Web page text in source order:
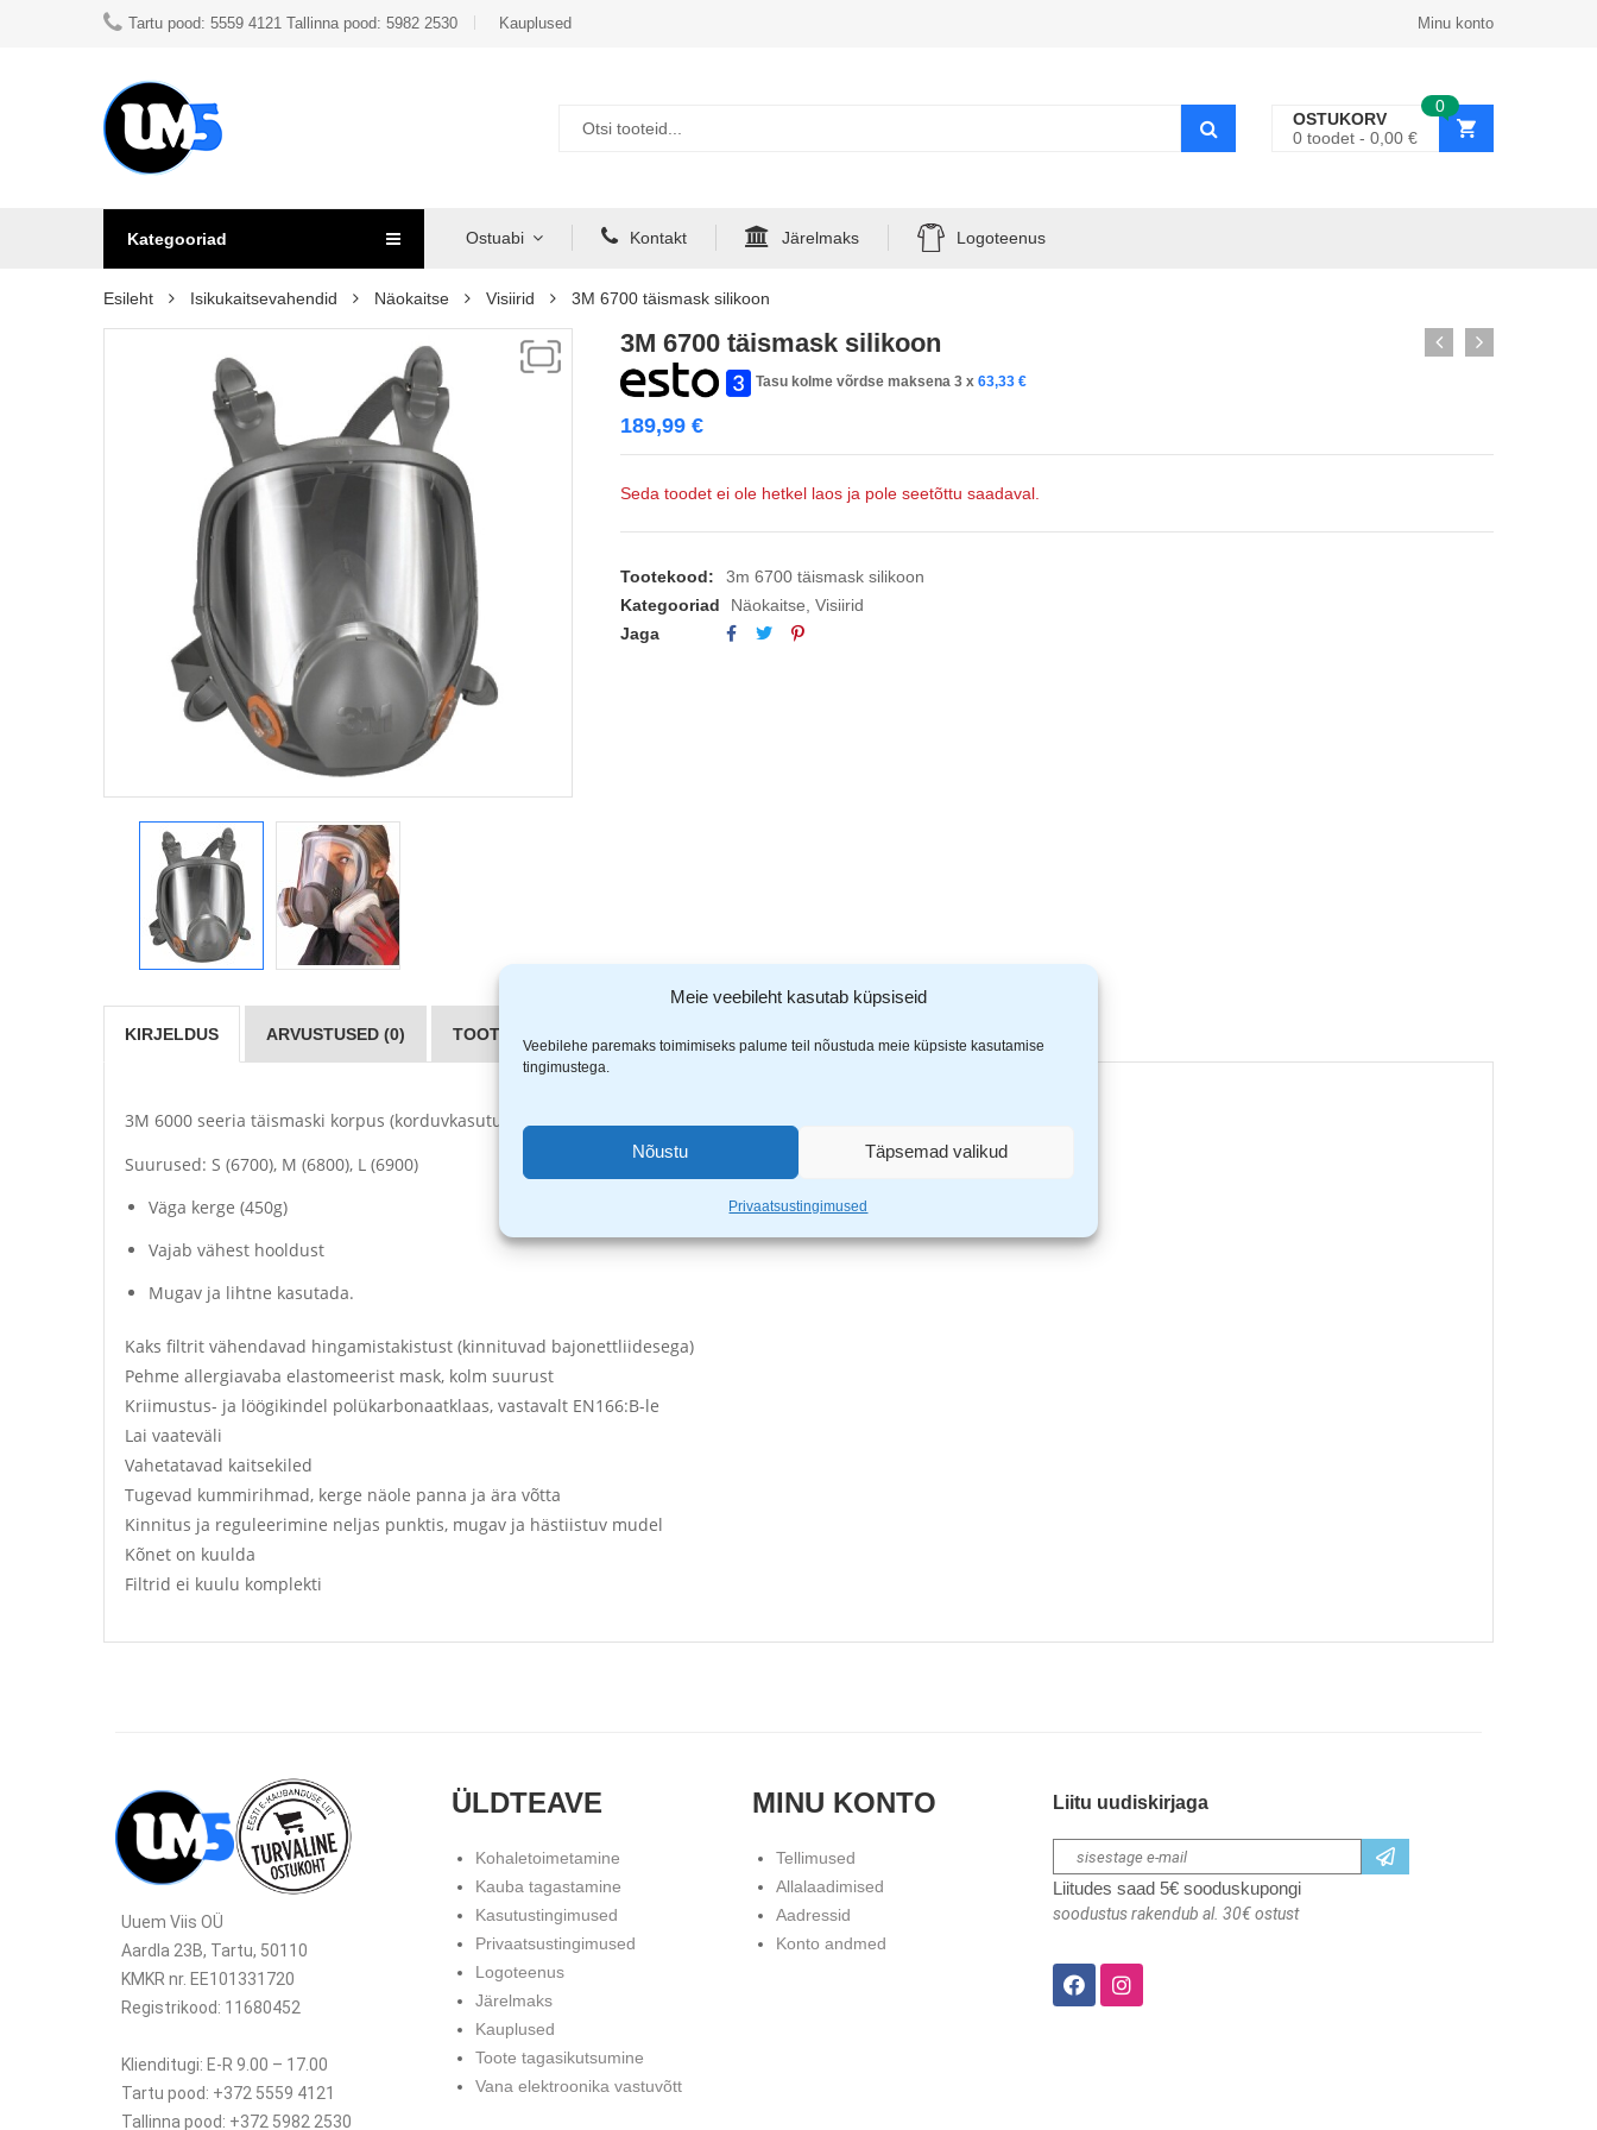
Meie veebileht kasutab küpsiseid
Veebilehe paremaks toimimiseks palume teil nõustuda meie küpsiste kasutamise
tingimustega.
Nõustu Täpsemad valikud
Privaatsustingimused
Tartu pood: 5559 4121 Tallinna pood: 5982 2530 Kauplused Minu konto
0
OSTUKORV
0 toodet 0,00 €
Kategooriad Ostuabi Kontakt Järelmaks Logoteenus
Esileht Isikukaitsevahendid Näokaitse Visiirid 3M 6700 täismask silikoon
3M 6700 täismask silikoon
Tasu kolme võrdse maksena 3 x 63,33 €
189,99 €
Seda toodet ei ole hetkel laos ja pole seetõttu saadaval.
Tootekood:
3m 6700 täismask silikoon
Kategooriad
Näokaitse, Visiirid
Jaga
KIRJELDUS ARVUSTUSED (0) TOOTJAD (1)
3M 6000 seeria täismaski korpus (korduvkasutus)
Suurused: S (6700), M (6800), L (6900)
Väga kerge (450g)
Vajab vähest hooldust
Mugav ja lihtne kasutada.
Kaks filtrit vähendavad hingamistakistust (kinnituvad bajonettliidesega)
Pehme allergiavaba elastomeerist mask, kolm suurust
Kriimustus- ja löögikindel polükarbonaatklaas, vastavalt EN166:B-le
Lai vaateväli
Vahetatavad kaitsekiled
Tugevad kummirihmad, kerge näole panna ja ära võtta
Kinnitus ja reguleerimine neljas punktis, mugav ja hästiistuv mudel
Kõnet on kuulda
Filtrid ei kuulu komplekti
Uuem Viis OÜ
Aardla 23B, Tartu, 50110
KMKR nr. EE101331720
Registrikood: 11680452
Klienditugi: E-R 9.00 – 17.00
Tartu pood: +372 5559 4121
Tallinna pood: +372 5982 2530
ÜLDTEAVE
Kohaletoimetamine
Kauba tagastamine
Kasutustingimused
Privaatsustingimused
Logoteenus
Järelmaks
Kauplused
Toote tagasikutsumine
Vana elektroonika vastuvõtt
MINU KONTO
Tellimused
Allalaadimised
Aadressid
Konto andmed
Liitu uudiskirjaga
Liitudes saad 5€ sooduskupongi
soodustus rakendub al. 30€ ostust